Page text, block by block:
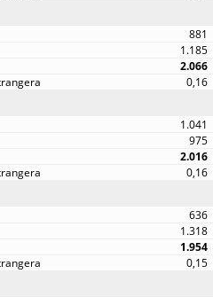
881
1.185
2.066
0,16
1.041
975
2.016
0,16
636
1.318
1.954
0,15